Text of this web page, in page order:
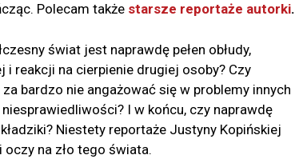
Polecam także starsze reportaże autorki.
świat jest naprawdę pełen obłudy,
reakcji na cierpienie drugiej osoby? Czy
bardzo nie angażować się w problemy innych
I w końcu, czy naprawdę
Niestety reportaże Justyny Kopińskiej
na zło tego świata.